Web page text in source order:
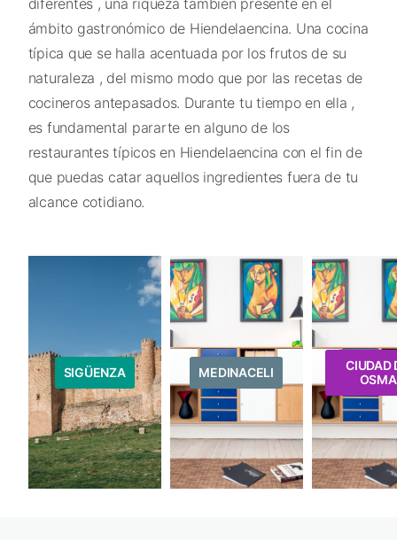
ámbito gastronómico de Hiendelaencina. Una cocina
típica que se halla acentuada por los frutos de su
naturaleza , del mismo modo que por las recetas de
cocineros antepasados. Durante tu tiempo en ella ,
es fundamental pararte en alguno de los
restaurantes típicos en Hiendelaencina con el fin de
que puedas catar aquellos ingredientes fuera de tu
alcance cotidiano.
SIGÜENZA MEDINACELI
CIUDAD
OSMA